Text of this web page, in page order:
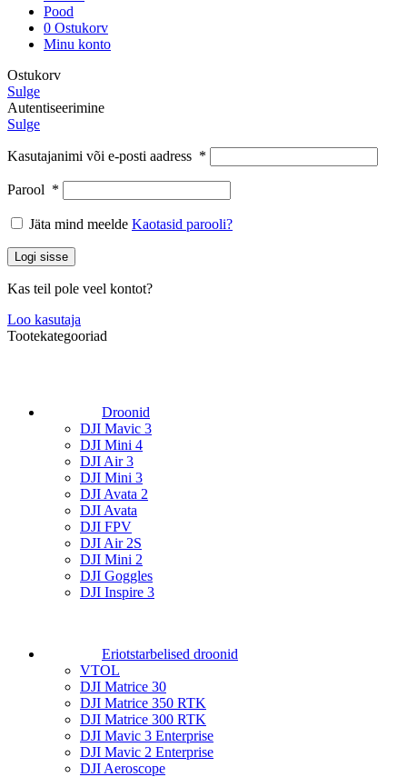
Pood
0 Ostukorv
Minu konto
Ostukorv
Sulge
Autentiseerimine
Sulge
Kasutajanimi või e-posti aadress *
Parool *
Jäta mind meelde Kaotasid parooli?
Logi sisse
Kas teil pole veel kontot?
Loo kasutaja
Tootekategooriad
Droonid
DJI Mavic 3
DJI Mini 4
DJI Air 3
DJI Mini 3
DJI Avata 2
DJI Avata
DJI FPV
DJI Air 2S
DJI Mini 2
DJI Goggles
DJI Inspire 3
Eriotstarbelised droonid
VTOL
DJI Matrice 30
DJI Matrice 350 RTK
DJI Matrice 300 RTK
DJI Mavic 3 Enterprise
DJI Mavic 2 Enterprise
DJI Aeroscope